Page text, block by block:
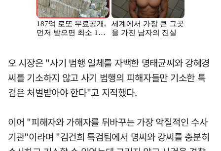
오 시장은 "사기 범행 일체를 자백한 명태균씨와 강혜경
씨를 기소하지 않고 사기 범행의 피해자들만 기소한 특
검은 처벌받아야 한다"고 지적했다.
이어 "피해자와 가해자를 뒤바꾸는 가장 악질적인 수사
기관"이라며 "김건희 특검팀에서 명씨와 강씨를 충분히